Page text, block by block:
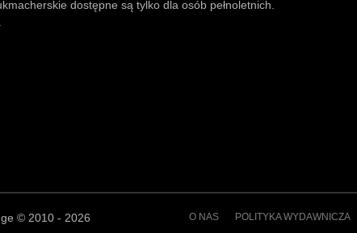
dostępne są tylko dla osób pełnoletnich.
© 2010 - 2026 O NAS POLITYKA WYDAWNICZA